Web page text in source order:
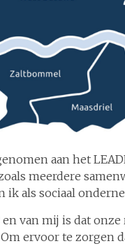
aan het
meerdere
ik als sociaal
en van mij is dat
ervoor te zorgen